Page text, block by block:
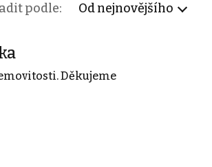
podle: Od nejnovějšího
Děkujeme